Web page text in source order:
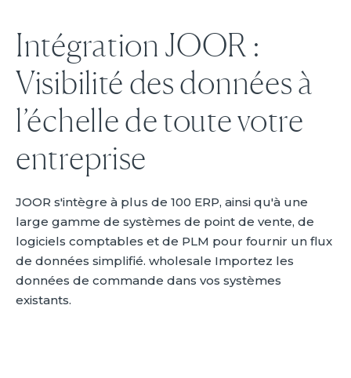
Intégration JOOR :
Visibilité des données à
l’échelle de toute votre
entreprise
JOOR s'intègre à plus de 100 ERP, ainsi qu'à une
large gamme de systèmes de point de vente, de
logiciels comptables et de PLM pour fournir un flux
de données simplifié. wholesale Importez les
données de commande dans vos systèmes
existants.